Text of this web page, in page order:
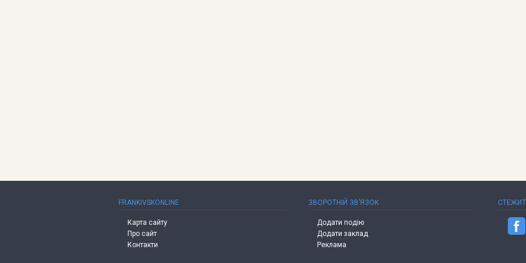
FRANKIVSKONLINE
Карта сайту
Про сайт
Контакти
ЗВОРОТНІЙ ЗВ’ЯЗОК
Додати подію
Додати заклад
Реклама